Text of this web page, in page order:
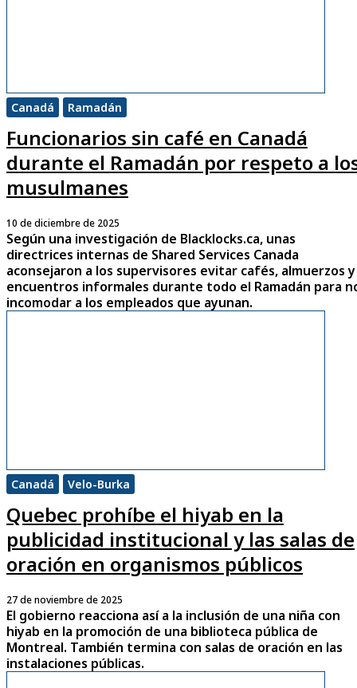
Canadá Ramadán
Funcionarios sin café en Canadá
durante el Ramadán por respeto a
musulmanes
10 de diciembre de 2025
Según una investigación de Blacklocks.ca, unas
directrices internas de Shared Services Canada
aconsejaron a los supervisores evitar cafés, almuerzos y
encuentros informales durante todo el Ramadán para
incomodar a los empleados que ayunan.
Canadá Velo-Burka
Quebec prohíbe el hiyab en la
publicidad institucional y las salas de
oración en organismos públicos
27 de noviembre de 2025
El gobierno reacciona así a la inclusión de una niña con
hiyab en la promoción de una biblioteca pública de
Montreal. También termina con salas de oración en las
instalaciones públicas.